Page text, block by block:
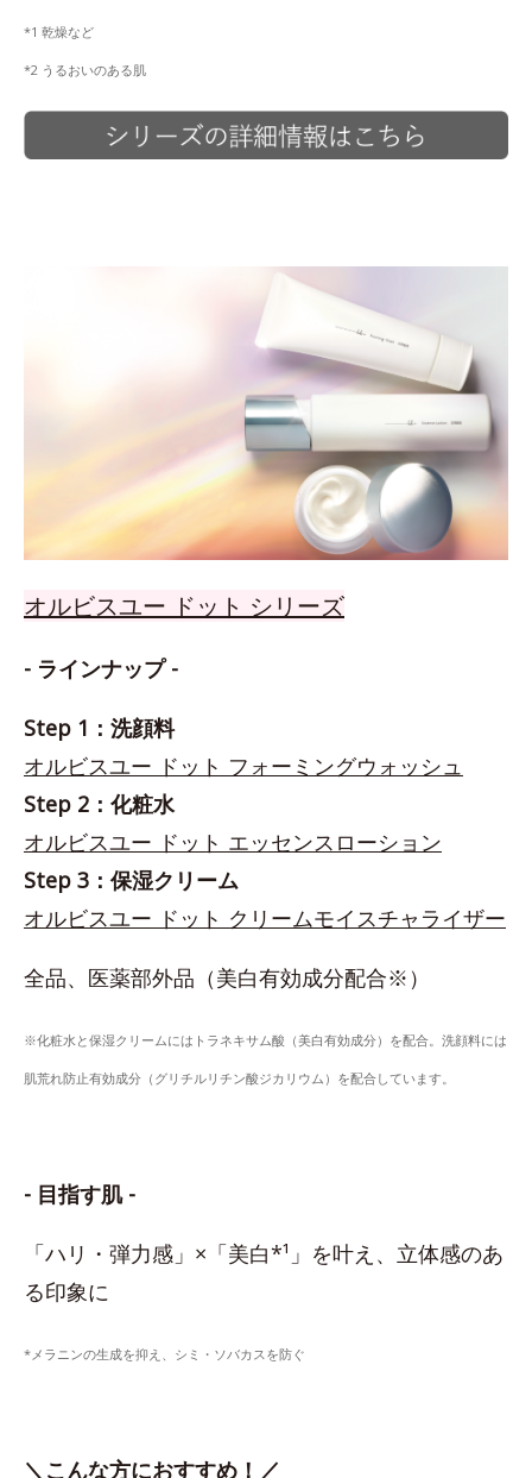
*1 乾燥など
*2 うるおいのある肌
オルビスユー ドット シリーズ
- ラインナップ -
Step 1：洗顔料
オルビスユー ドット フォーミングウォッシュ
Step 2：化粧水
オルビスユー ドット エッセンスローション
Step 3：保湿クリーム
オルビスユー ドット クリームモイスチャライザー
全品、医薬部外品（美白有効成分配合※）
※化粧水と保湿クリームにはトラネキサム酸（美白有効成分）を配合。洗顔料には
肌荒れ防止有効成分（グリチルリチン酸ジカリウム）を配合しています。
- 目指す肌 -
「ハリ・弾力感」×「美白*¹」を叶え、立体感のあ
る印象に
*メラニンの生成を抑え、シミ・ソバカスを防ぐ
＼こんな方におすすめ！／